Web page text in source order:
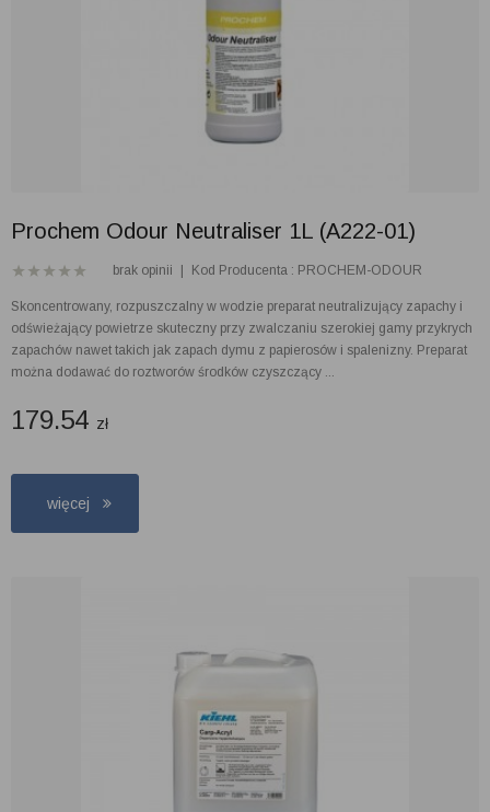
Prochem Odour Neutraliser 1L (A222-01)
brak opinii Kod Producenta : PROCHEM-ODOUR
Skoncentrowany, rozpuszczalny w wodzie preparat neutralizujący zapachy i
odświeżający powietrze sku­teczny przy zwalczaniu szerokiej gamy przykrych
zapachów nawet takich jak zapach dymu z papierosów i spalenizny. Preparat
można dodawać do roztworów środków czyszczący ...
179.54 zł
więcej